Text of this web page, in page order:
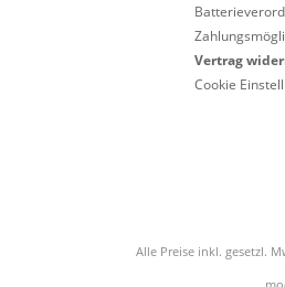
Vertrag
Cookie
Alle Preise inkl. gesetzl.